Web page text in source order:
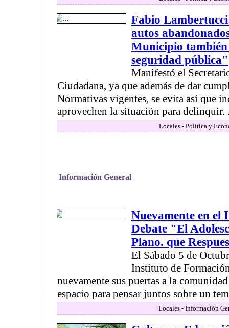
Fabio
autos
Municipio
seguridad pública"
Manifestó el
Ciudadana, ya que además de dar
Normativas vigentes, se evita así que
aprovechen la situación para delinquir.
Locales - Política y
Información General
Nuevamente en el
Debate "El
Plano. que
El Sábado 5 de
Instituto de
nuevamente sus puertas a la
espacio para pensar juntos sobre un
Locales - Información